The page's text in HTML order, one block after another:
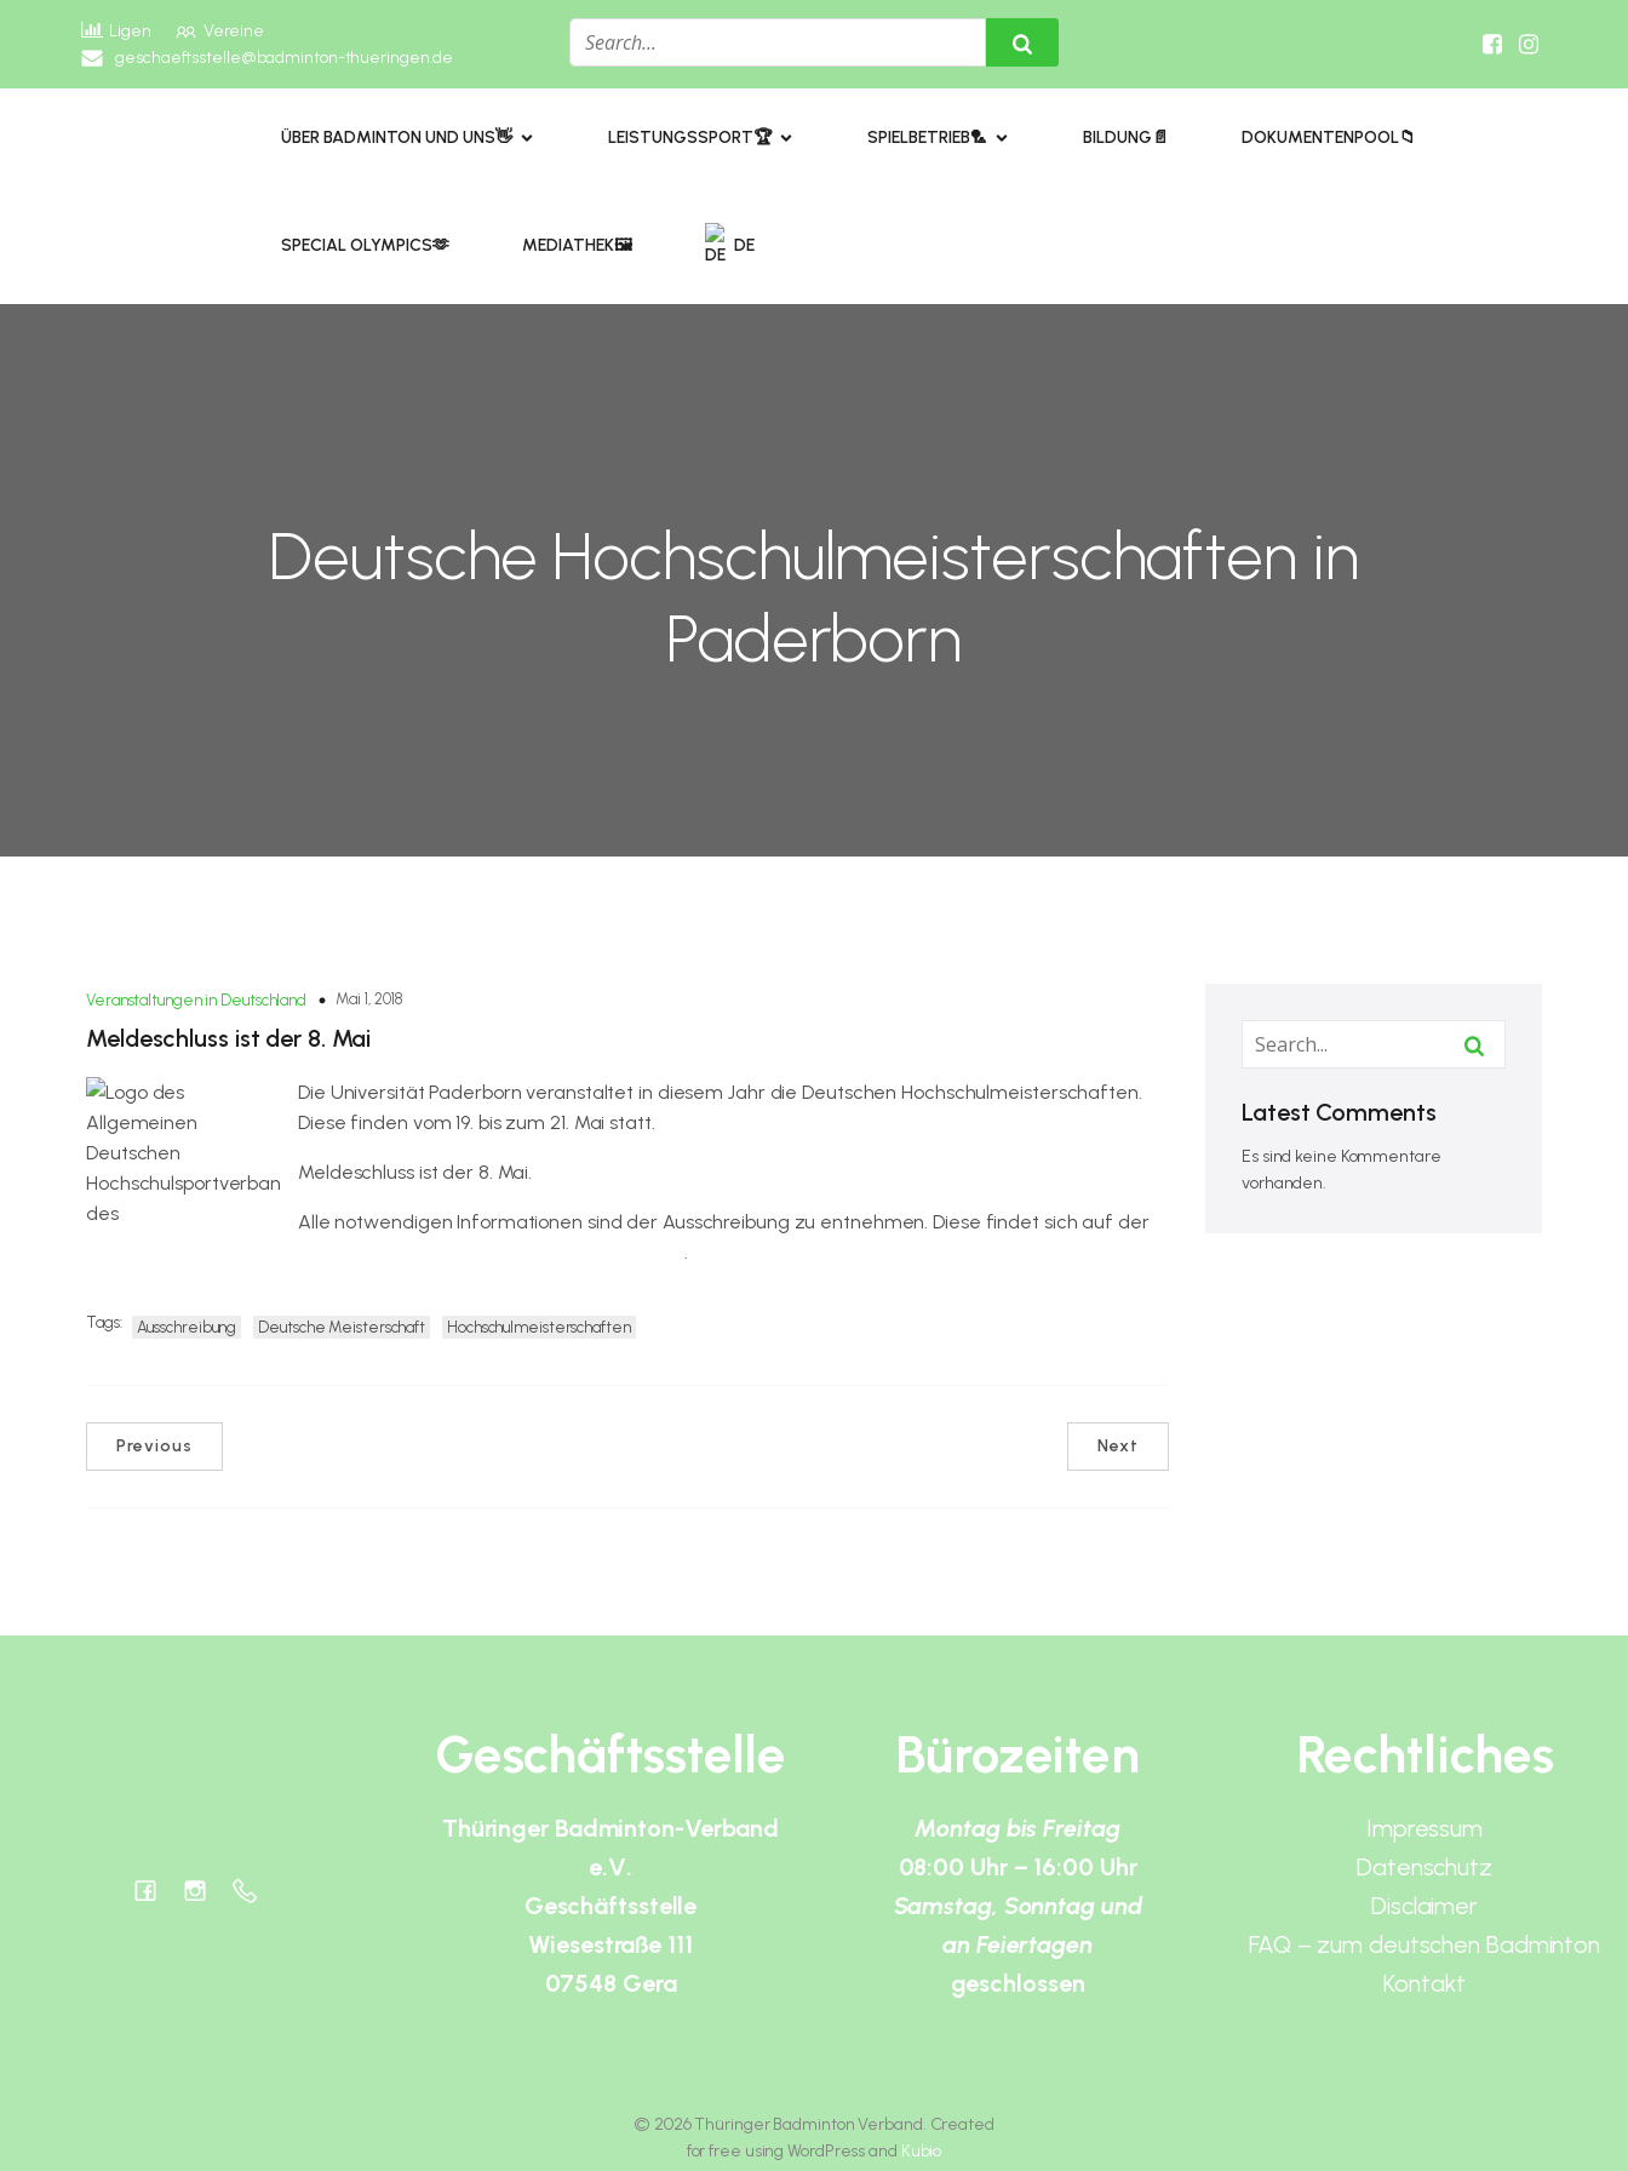
Ligen
Vereine
geschaeftsstelle@badminton-thueringen.de
ÜBER BADMINTON UND UNS👋 ​LEISTUNGSSPORT🏆 SPIELBETRIEB🏸 BILDUNG📄 DOKUMENTENPOOL📁
​​SPECIAL OLYMPICS🫶 MEDIATHEK🖼️​ DE
Deutsche Hochschulmeisterschaften in
Paderborn
Veranstaltungen in Deutschland Mai 1, 2018
Meldeschluss ist der 8. Mai
Die Universität Paderborn veranstaltet in diesem Jahr die Deutschen Hochschulmeisterschaften.
Diese finden vom 19. bis zum 21. Mai statt.
Meldeschluss ist der 8. Mai.
Alle notwendigen Informationen sind der Ausschreibung zu entnehmen. Diese findet sich auf der
.
Tags: Ausschreibung Deutsche Meisterschaft Hochschulmeisterschaften
Previous Next
Latest Comments
Es sind keine Kommentare
vorhanden.
Geschäftsstelle
Thüringer Badminton-Verband
e.V.
Geschäftsstelle
Wiesestraße 111
07548 Gera
Bürozeiten
Montag bis Freitag
08:00 Uhr – 16:00 Uhr
Samstag, Sonntag und
an Feiertagen
geschlossen
Rechtliches
Impressum
Datenschutz
Disclaimer
FAQ – zum deutschen Badminton
Kontakt
© 2026 Thüringer Badminton Verband. Created
for free using WordPress and Kubio